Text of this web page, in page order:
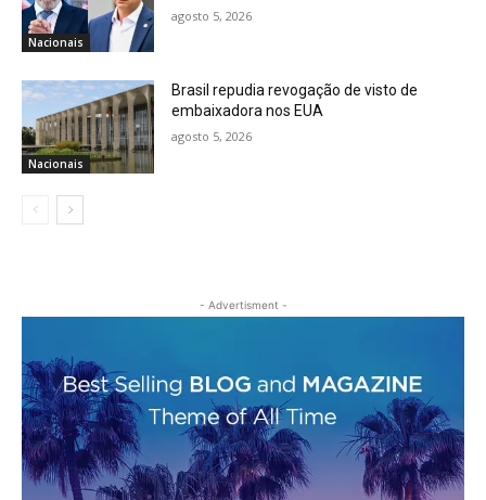
Nacionais
agosto 5, 2026
Nacionais
Brasil repudia revogação de visto de
embaixadora nos EUA
agosto 5, 2026
- Advertisment -